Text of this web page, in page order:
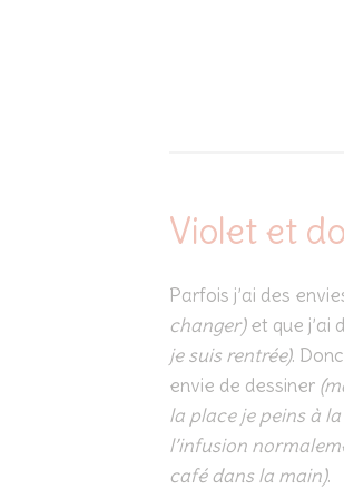
Violet et
Parfois j’ai des
changer)et que j’ai
je suis rentrée).
envie de dessiner
la place je peins à
l’infusion
café dans la main).